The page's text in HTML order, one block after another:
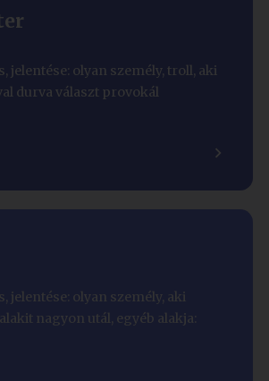
jelentése: olyan személy, troll, aki
durva választ provokál
jelentése: olyan személy, aki
nagyon utál, egyéb alakja: